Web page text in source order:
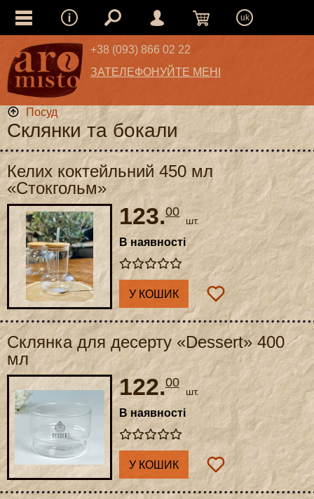
uk
+38 (093) 866 02 22
ЗАТЕЛЕФОНУЙТЕ МЕНІ
Посуд
Склянки та бокали
Келих коктейльний 450 мл
«Стокгольм»
123.00
шт.
В наявності
У КОШИК
Склянка для десерту «Dessert» 400
мл
122.00
шт.
В наявності
У КОШИК